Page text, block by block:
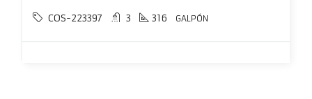
COS-223397 3 316 GALPÓN